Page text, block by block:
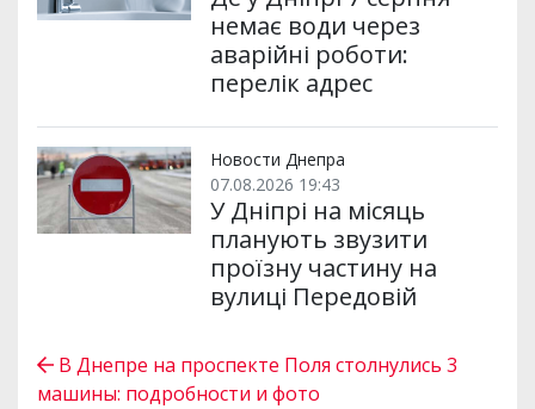
немає води через
аварійні роботи:
перелік адрес
Новости Днепра
07.08.2026 19:43
У Дніпрі на місяць
планують звузити
проїзну частину на
вулиці Передовій
В Днепре на проспекте Поля столнулись 3
машины: подробности и фото